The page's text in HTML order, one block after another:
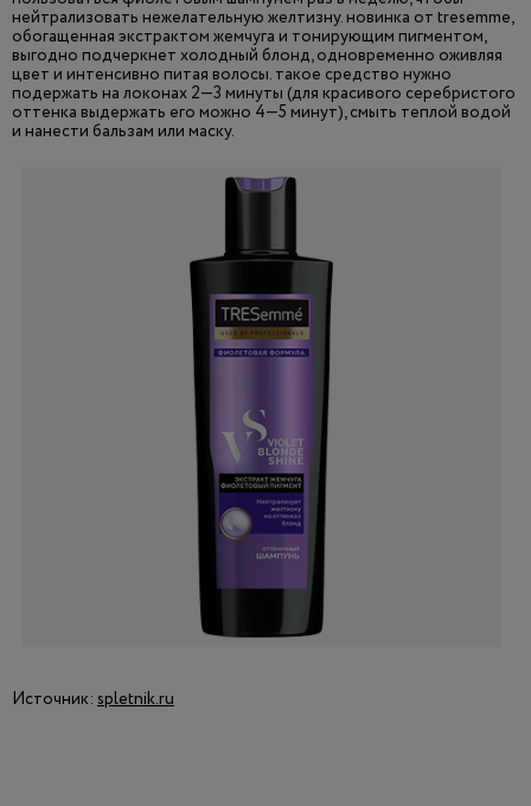
нейтрализовать нежелательную желтизну. новинка от tresemme,
обогащенная экстрактом жемчуга и тонирующим пигментом,
выгодно подчеркнет холодный блонд, одновременно оживляя
цвет и интенсивно питая волосы. такое средство нужно
подержать на локонах 2—3 минуты (для красивого серебристого
оттенка выдержать его можно 4—5 минут), смыть теплой водой
и нанести бальзам или маску.
Источник: spletnik.ru